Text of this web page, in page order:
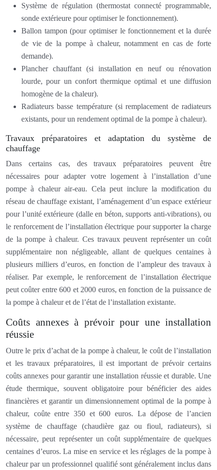
Système de régulation (thermostat connecté programmable,
sonde extérieure pour optimiser le fonctionnement).
Ballon tampon (pour optimiser le fonctionnement et la durée
de vie de la pompe à chaleur, notamment en cas de forte
demande).
Plancher chauffant (si installation en neuf ou rénovation
lourde, pour un confort thermique optimal et une diffusion
homogène de la chaleur).
Radiateurs basse température (si remplacement de radiateurs
existants, pour un rendement optimal de la pompe à chaleur).
Travaux préparatoires et adaptation du système de
chauffage
Dans certains cas, des travaux préparatoires peuvent être
nécessaires pour adapter votre logement à l’installation d’une
pompe à chaleur air-eau. Cela peut inclure la modification du
réseau de chauffage existant, l’aménagement d’un espace extérieur
pour l’unité extérieure (dalle en béton, supports anti-vibrations), ou
le renforcement de l’installation électrique pour supporter la charge
de la pompe à chaleur. Ces travaux peuvent représenter un coût
supplémentaire non négligeable, allant de quelques centaines à
plusieurs milliers d’euros, en fonction de l’ampleur des travaux à
réaliser. Par exemple, le renforcement de l’installation électrique
peut coûter entre 600 et 2000 euros, en fonction de la puissance de
la pompe à chaleur et de l’état de l’installation existante.
Coûts annexes à prévoir pour une installation
réussie
Outre le prix d’achat de la pompe à chaleur, le coût de l’installation
et les travaux préparatoires, il est important de prévoir certains
coûts annexes pour garantir une installation réussie et durable. Une
étude thermique, souvent obligatoire pour bénéficier des aides
financières et garantir un dimensionnement optimal de la pompe à
chaleur, coûte entre 350 et 600 euros. La dépose de l’ancien
système de chauffage (chaudière gaz ou fioul, radiateurs), si
nécessaire, peut représenter un coût supplémentaire de quelques
centaines d’euros. La mise en service et les réglages de la pompe à
chaleur par un professionnel qualifié sont généralement inclus dans